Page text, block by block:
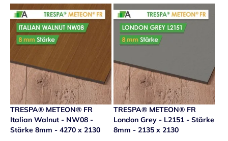
TRESPA® METEON® FR
Italian Walnut - NW08 -
Stärke 8mm - 4270 x 2130
TRESPA® METEON® FR
London Grey - L2151 - Stärke
8mm - 2135 x 2130